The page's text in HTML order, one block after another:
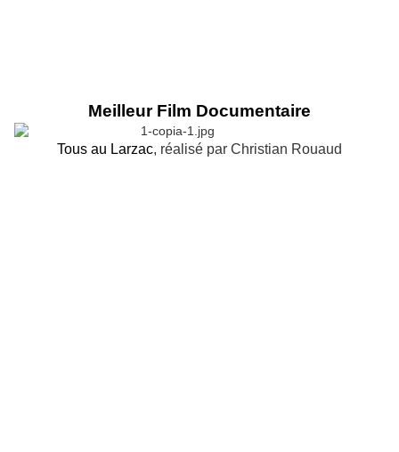
Meilleur Film Documentaire
Tous au Larzac, réalisé par Christian Rouaud